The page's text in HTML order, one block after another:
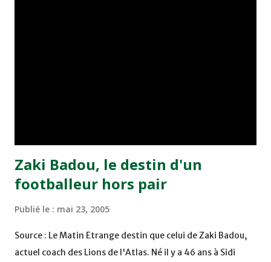
Zaki Badou, le destin d'un
footballeur hors pair
Publié le : mai 23, 2005
Source : Le Matin Etrange destin que celui de Zaki Badou,
actuel coach des Lions de l'Atlas. Né il y a 46 ans à Sidi